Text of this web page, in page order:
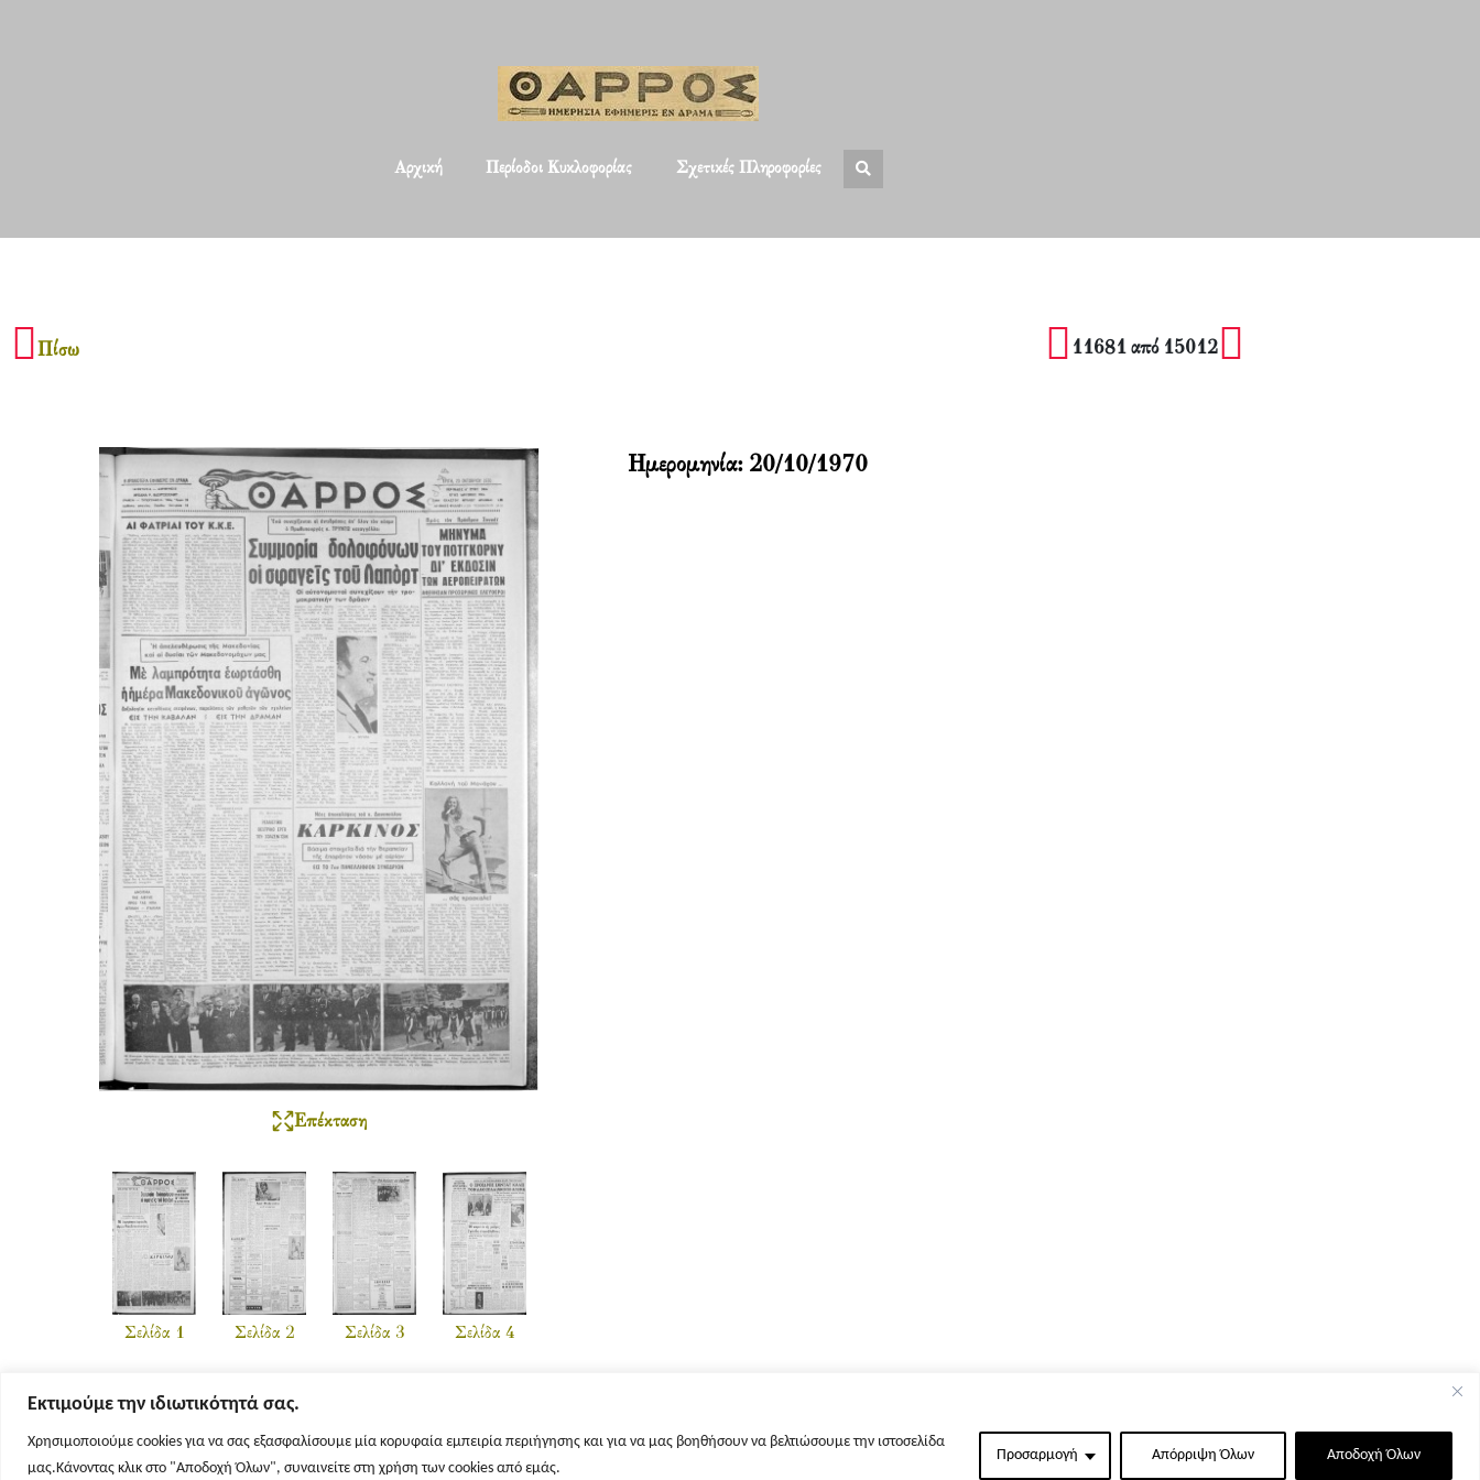
Εκτιμούμε την ιδιωτικότητά σας.
Χρησιμοποιούμε cookies για να σας εξασφαλίσουμε μία κορυφαία εμπειρία περιήγησης και για να μας βοηθήσουν να βελτιώσουμε την ιστοσελίδα
μας.Κάνοντας κλικ στο "Αποδοχή Όλων", συναινείτε στη χρήση των cookies από εμάς.
Προσαρμογή Απόρριψη Όλων Αποδοχή Όλων
Αρχική Περίοδοι Κυκλοφορίας Σχετικές Πληροφορίες
Πίσω 11681 από 15012
Επέκταση
Σελίδα 1 Σελίδα 2 Σελίδα 3 Σελίδα 4
Ημερομηνία: 20/10/1970